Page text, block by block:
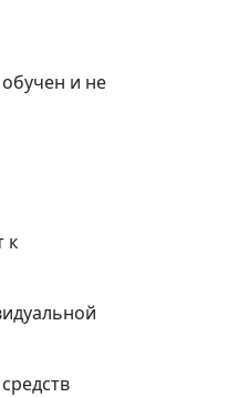
и не
к